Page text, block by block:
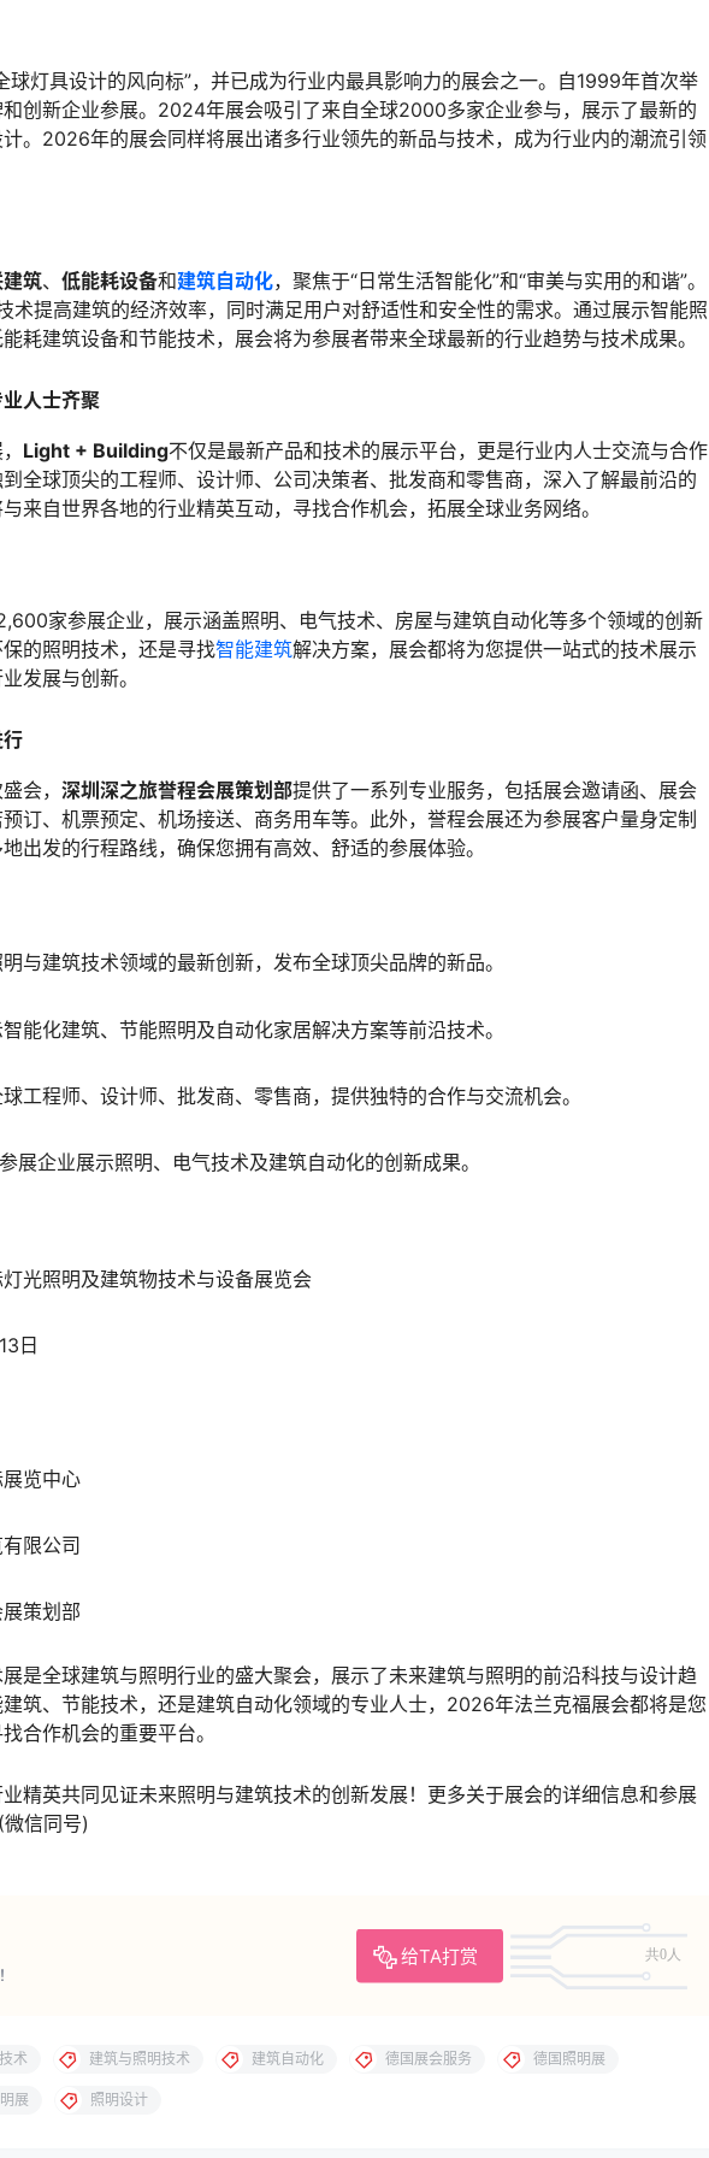
球灯具设计的风向标”，并已成为行业内最具影响力的展会之一。自1999年首次举
创新企业参展。2024年展会吸引了来自全球2000多家企业参与，展示了最新的
。2026年的展会同样将展出诸多行业领先的新品与技术，成为行业内的潮流引领
筑、 低能耗设备和建筑自动化，聚焦于“日常生活智能化”和“审美与实用的和谐”。
术提高建筑的经济效率，同时满足用户对舒适性和安全性的需求。通过展示智能照
耗建筑设备和节能技术，展会将为参展者带来全球最新的行业趋势与技术成果。
人士齐聚
Light + Building不仅是最新产品和技术的展示平台，更是行业内人士交流与合作
全球顶尖的工程师、设计师、公司决策者、批发商和零售商，深入了解最前沿的
来自世界各地的行业精英互动，寻找合作机会，拓展全球业务网络。
家参展企业，展示涵盖照明、电气技术、房屋与建筑自动化等多个领域的创新
的照明技术，还是寻找智能建筑解决方案，展会都将为您提供一站式的技术展示
发展与创新。
会， 深圳深之旅誉程会展策划部提供了一系列专业服务，包括展会邀请函、展会
订、机票预定、机场接送、商务用车等。此外，誉程会展还为参展客户量身定制
出发的行程路线，确保您拥有高效、舒适的参展体验。
与建筑技术领域的最新创新，发布全球顶尖品牌的新品。
智能化建筑、节能照明及自动化家居解决方案等前沿技术。
工程师、设计师、批发商、零售商，提供独特的合作与交流机会。
展企业展示照明、电气技术及建筑自动化的创新成果。
光照明及建筑物技术与设备展览会
日
览中心
限公司
策划部
是全球建筑与照明行业的盛大聚会，展示了未来建筑与照明的前沿科技与设计趋
筑、节能技术，还是建筑自动化领域的专业人士，2026年法兰克福展会都将是您
合作机会的重要平台。
精英共同见证未来照明与建筑技术的创新发展！更多关于展会的详细信息和参展
信同号)
给TA打赏 共0人
术 建筑与照明技术 建筑自动化 德国展会服务 德国照明展
展 照明设计